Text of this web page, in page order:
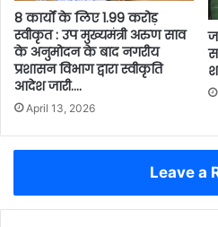
8 कार्यों के लिए 1.99 करोड़
स्वीकृत : उप मुख्यमंत्री अरुण साव
के अनुमोदन के बाद नगरीय
प्रशासन विभाग द्वारा स्वीकृति
आदेश जारी….
April 13, 2026
Leave a